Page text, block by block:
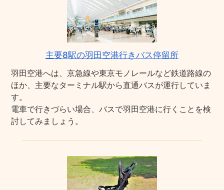
主要8駅の羽田空港行きバス停留所
羽田空港へは、京急線や東京モノレールなど鉄道路線の
ほか、主要なターミナル駅から直通バスが運行していま
す。
電車で行きづらい場合、バスで羽田空港に行くことを検
討してみましょう。